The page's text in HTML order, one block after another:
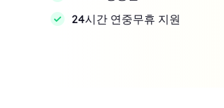
24시간 연중무휴 지원